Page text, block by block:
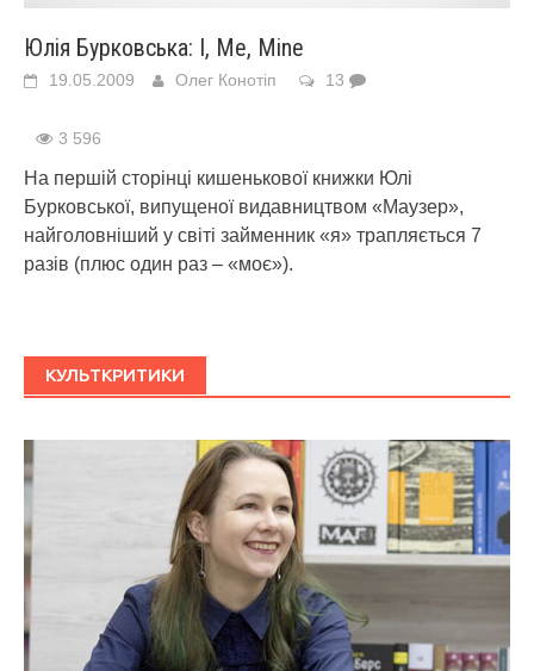
Юлія Бурковська: I, Me, Mine
19.05.2009 Олег Конотіп 13
3 596
На першій сторінці кишенькової книжки Юлі
Бурковської, випущеної видавництвом «Маузер»,
найголовніший у світі займенник «я» трапляється 7
разів (плюс один раз – «моє»).
КУЛЬТКРИТИКИ